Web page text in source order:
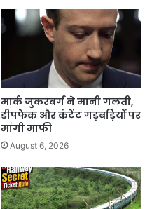
मार्क जुकरबर्ग ने मानी गलती,
डीपफेक और कंटेंट गड़बड़ियों पर
मांगी माफी
August 6, 2026